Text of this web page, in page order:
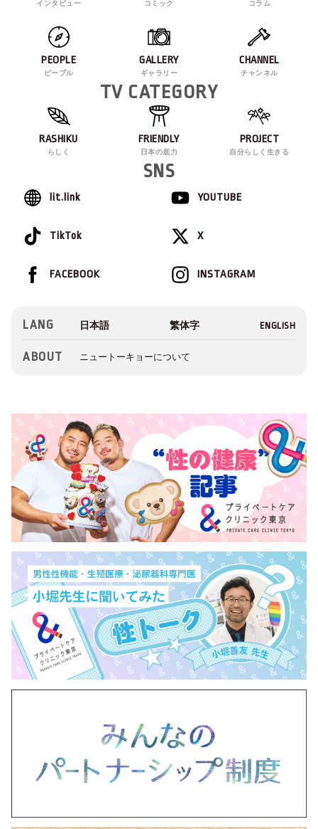
インタビュー コミック コラム
PEOPLE
ピープル
GALLERY
ギャラリー
CHANNEL
チャンネル
TV CATEGORY
RASHIKU
らしく
FRIENDLY
日本の底力
PROJECT
自分らしく生きる
SNS
lit.link YOUTUBE
TikTok X
INSTAGRAM
FACEBOOK
LANG
ABOUT ニュートーキョーについて